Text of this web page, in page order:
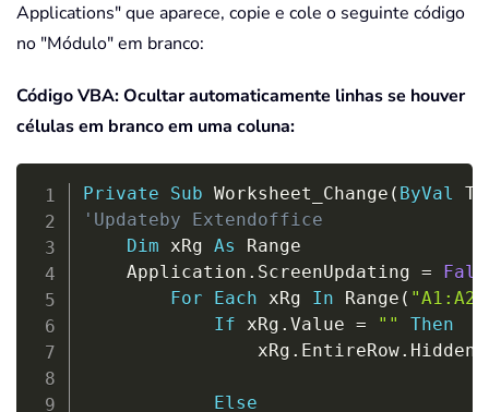
Applications" que aparece, copie e cole o seguinte código
no "Módulo" em branco:
Código VBA: Ocultar automaticamente linhas se houver
células em branco em uma coluna:
Private Sub Worksheet_Change ( ByVal
'Updateby Extendoffice
Dim xRg As Range
    Application
. ScreenUpdating =
For
Each xRg In Range (
If xRg . Value = ""
Then
                xRg
. EntireRow. Hidden
Else
Copy